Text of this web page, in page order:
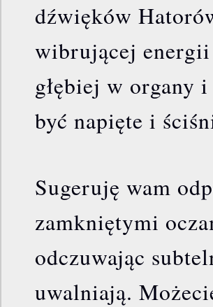
dźwięków
wibrującej
głębiej w organy
być napięte i
Sugeruję wam
zamkniętymi
odczuwając
uwalniają.